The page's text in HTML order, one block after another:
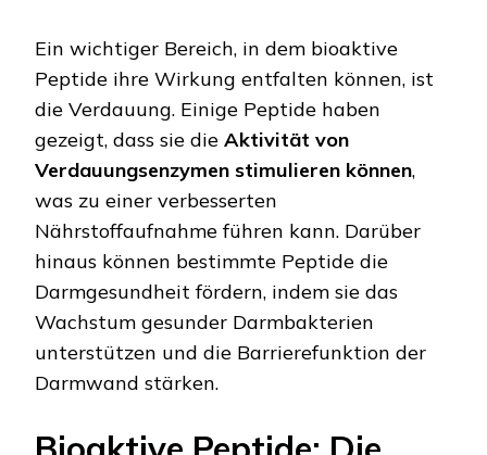
Ein wichtiger Bereich, in dem bioaktive
Peptide ihre Wirkung entfalten können, ist
die Verdauung. Einige Peptide haben
gezeigt, dass sie die Aktivität von
Verdauungsenzymen stimulieren können,
was zu einer verbesserten
Nährstoffaufnahme führen kann. Darüber
hinaus können bestimmte Peptide die
Darmgesundheit fördern, indem sie das
Wachstum gesunder Darmbakterien
unterstützen und die Barrierefunktion der
Darmwand stärken.